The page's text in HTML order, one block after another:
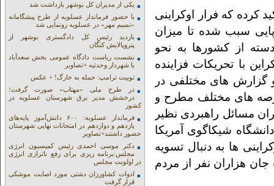
کرده که فرار اوکراینی
سبب شده تا میزان
از کشورها به نحو
سال 2022 که جنگ اوکراین با تحریکات فزاینده
گزارش های مختلفی در
های مختلف مطرح و
مسائل راهبردی نظیر
شیکاگوی آمریکا
ها به دنبال تسویه
هزاران نفر از مردم
یکی از مدیران کل بوشهر بازداشت شد
با حضور فرماندار عسلویه از طرح پیشگامانه
«نسیم مهر» در عسلویه رونمایی شد
بازدید رئیس کل دادگستری بوشهر از
پتروپالایش کنگان
نشست ریاست دادگاه عمومی بخش سعدآباد
با شهردار وحدتیه +تصاویر
توییت ترامپ: حمله به خارگ! + عکس
در طرح ملی «مهتاب» صورت گرفت؛
درخشش مدیر برق شهرستان عسلویه در
کشور
فرماندار عسلویه: ۶۰۰ دانش‌آموز پایه‌های
یازدهم و دوازدهم در امتحانات نهایی شهرستان
حضور داشتند+تصاویر
دکتر موسی احمدی رئیس کمیسیون انرژی
مجلس:برنامه ریزی برای رفع ناترازی انرژی
در اولویت مجلس
ادوات کشاورزان دشتی مورد اصابت موشکی
قرار گرفت